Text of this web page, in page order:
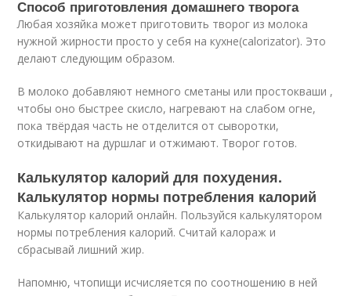
Способ приготовления домашнего творога
Любая хозяйка может приготовить творог из молока
нужной жирности просто у себя на кухне(calorizator). Это
делают следующим образом.
В молоко добавляют немного сметаны или простокваши ,
чтобы оно быстрее скисло, нагревают на слабом огне,
пока твёрдая часть не отделится от сыворотки,
откидывают на дуршлаг и отжимают. Творог готов.
Калькулятор калорий для похудения.
Калькулятор нормы потребления калорий
Калькулятор калорий онлайн. Пользуйся калькулятором
нормы потребления калорий. Считай калораж и
сбрасывай лишний жир.
Напомню, чтопищи исчисляется по соотношению в ней